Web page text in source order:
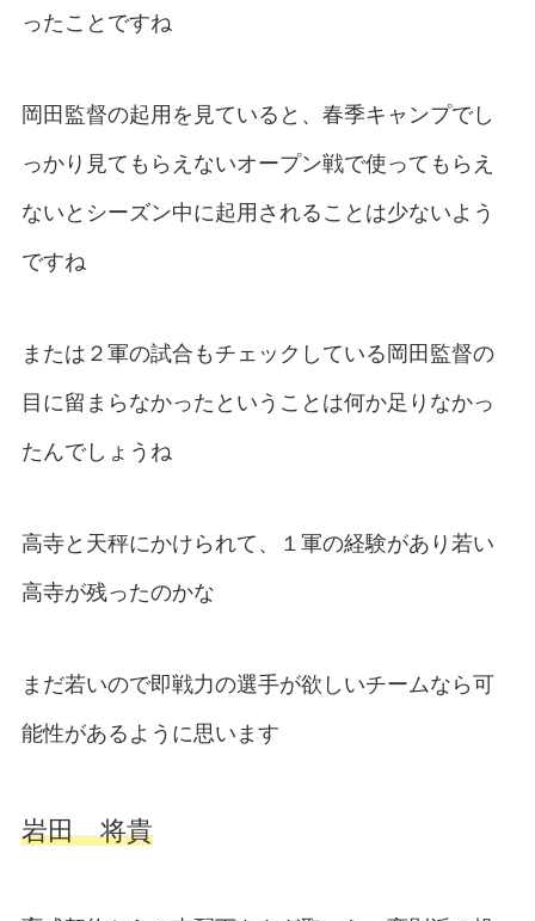
ったことですね
岡田監督の起用を見ていると、春季キャンプでし
っかり見てもらえないオープン戦で使ってもらえ
ないとシーズン中に起用されることは少ないよう
ですね
または２軍の試合もチェックしている岡田監督の
目に留まらなかったということは何か足りなかっ
たんでしょうね
高寺と天秤にかけられて、１軍の経験があり若い
高寺が残ったのかな
まだ若いので即戦力の選手が欲しいチームなら可
能性があるように思います
岩田 将貴